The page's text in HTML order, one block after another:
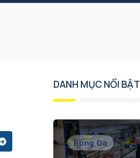
DANH MỤC NỔI BẬT
Bóng Đá